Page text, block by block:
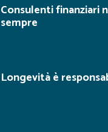
Consulenti finanziari
sempre
Longevità è